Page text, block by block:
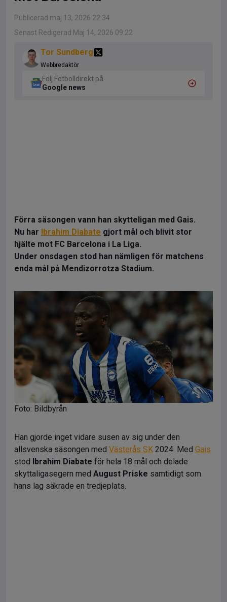
Publicerad maj 13, 2026 22:34
Senast Redigerad Maj 14, 2026 09:22
Tor Sundberg
Webbredaktör
Följ Fotbolldirekt på
Google news
Förra säsongen vann han skytteligan med Gais.
Nu har Ibrahim Diabate gjort mål och blivit stor
hjälte mot FC Barcelona i La Liga.
Under onsdagen stod han nämligen för matchens
enda mål på Mendizorrotza Stadium.
Foto: Bildbyrån
Han gjorde inget vidare susen av sig under den
allsvenska säsongen med Västerås SK 2024. Med Gais
stod Ibrahim Diabate för hela 18 mål och delade
skyttaligasegern med August Priske samtidigt som
hans lag säkrade en tredjeplats.